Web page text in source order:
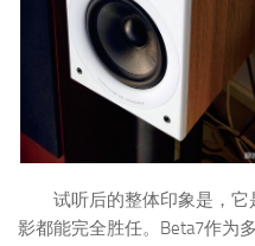
试听后的整体印象是，
影都能完全胜任。Beta7作为